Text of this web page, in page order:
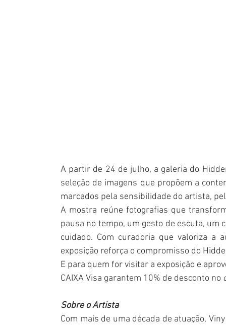
A partir de 24 de julho, a galeria do
seleção de imagens que propõem a
marcados pela sensibilidade do artista,
A mostra reúne fotografias que
pausa no tempo, um gesto de escuta,
cuidado. Com curadoria que valoriza a
exposição reforça o compromisso do
E para quem for visitar a exposição e
CAIXA Visa garantem 10% de desconto no
Sobre o Artista
Com mais de uma década de atuação,